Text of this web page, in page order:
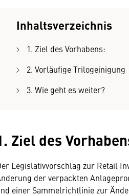
Inhaltsverzeichnis
1. Ziel des Vorhabens:
2. Vorläufige Trilogeinigung
3. Wie geht es weiter?
Ziel des
Legislativvorschlag zur Retail
der verpackten
einer Sammelrichtlinie zur